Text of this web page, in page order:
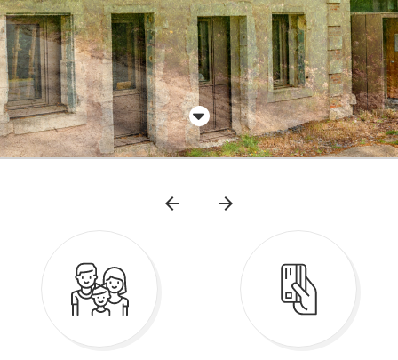
Aller à la prochaine strate
Accès
rapides